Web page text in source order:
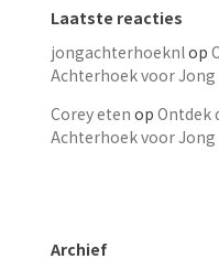
Laatste reacties
jongachterhoeknlop
Achterhoek voor Jong
Corey eten op Ontdek
Achterhoek voor Jong
Archief